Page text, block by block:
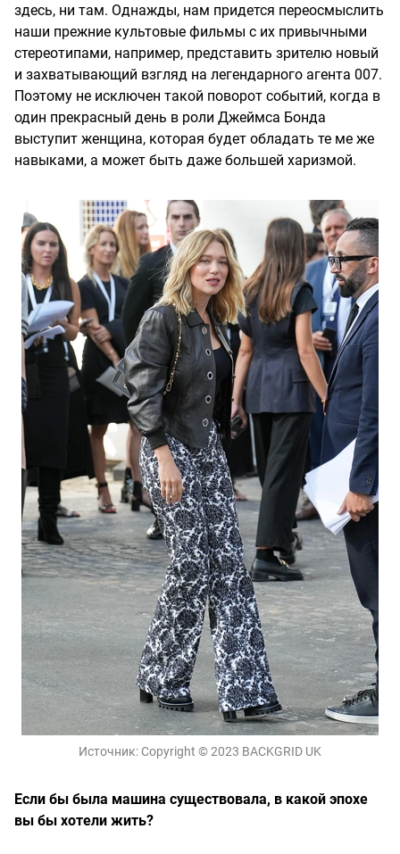
здесь, ни там. Однажды, нам придется переосмыслить
наши прежние культовые фильмы с их привычными
стереотипами, например, представить зрителю новый
и захватывающий взгляд на легендарного агента 007.
Поэтому не исключен такой поворот событий, когда в
один прекрасный день в роли Джеймса Бонда
выступит женщина, которая будет обладать те ме же
навыками, а может быть даже большей харизмой.
Источник: Copyright © 2023 BACKGRID UK
Если бы была машина существовала, в какой эпохе
вы бы хотели жить?